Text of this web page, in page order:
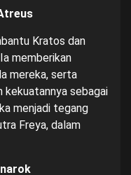
Kratos dan
memberikan
mereka, serta
kekuatannya sebagai
menjadi tegang
Freya, dalam